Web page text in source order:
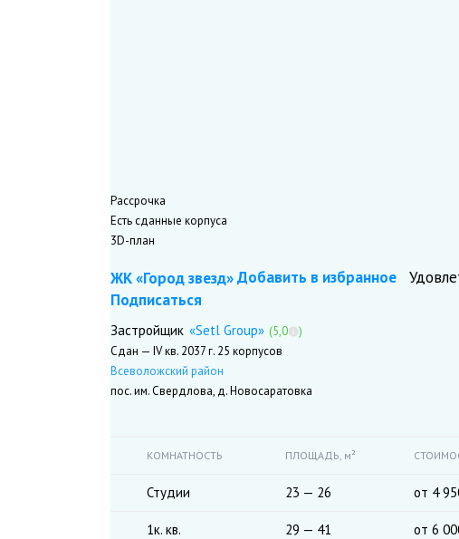
Рассрочка
Есть сданные корпуса
3D-план
ЖК «Город звезд»Добавить в избранное
Подписаться
Застройщик «Setl Group» (5,0 )
Сдан — IV кв. 2037 г. 25 корпусов
Всеволожский район
пос. им. Свердлова, д. Новосаратовка
КОМНАТНОСТЬ ПЛОЩАДЬ, м²
Студии 23 — 26 от 4
1к. кв. 29 — 41 от 6